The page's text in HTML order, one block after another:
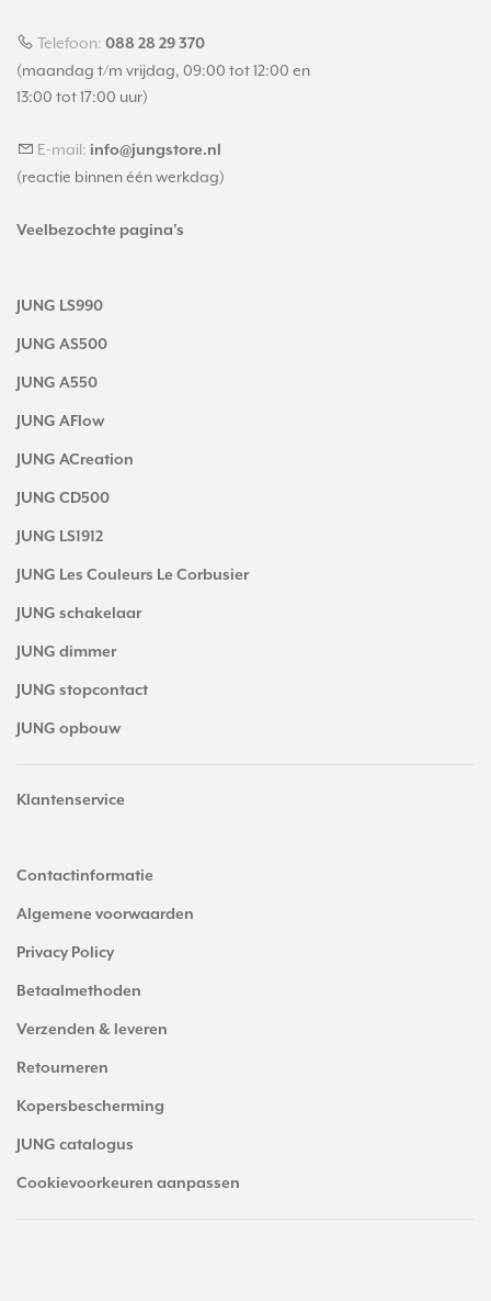
Telefoon: 088 28 29 370
(maandag t/m vrijdag, 09:00 tot 12:00 en
13:00 tot 17:00 uur)
E-mail: info@jungstore.nl
(reactie binnen één werkdag)
Veelbezochte pagina's
JUNG LS990
JUNG AS500
JUNG A550
JUNG AFlow
JUNG ACreation
JUNG CD500
JUNG LS1912
JUNG Les Couleurs Le Corbusier
JUNG schakelaar
JUNG dimmer
JUNG stopcontact
JUNG opbouw
Klantenservice
Contactinformatie
Algemene voorwaarden
Privacy Policy
Betaalmethoden
Verzenden & leveren
Retourneren
Kopersbescherming
JUNG catalogus
Cookievoorkeuren aanpassen